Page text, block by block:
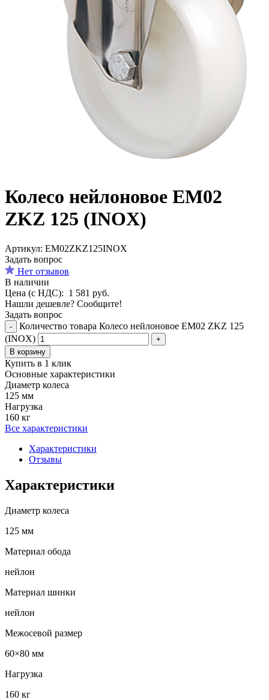
Колесо нейлоновое EM02
ZKZ 125 (INOX)
Aртикул: EM02ZKZ125INOX
Задать вопрос
Нет отзывов
В наличии
Цена (с НДС): 1 581 руб.
Нашли дешевле? Сообщите!
Задать вопрос
-
Количество товара Колесо нейлоновое EM02 ZKZ 125
(INOX)
+
В корзину
Купить в 1 клик
Основные характеристики
Диаметр колеса
125 мм
Нагрузка
160 кг
Все характеристики
Характеристики
Отзывы
Характеристики
Диаметр колеса
125 мм
Материал обода
нейлон
Материал шинки
нейлон
Межосевой размер
60×80 мм
Нагрузка
160 кг